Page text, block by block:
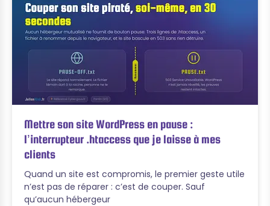
Mettre son site WordPress en pause :
l’interrupteur .htaccess que je laisse à mes
clients
Quand un site est compromis, le premier geste utile
n’est pas de réparer : c’est de couper. Sauf
qu’aucun hébergeur